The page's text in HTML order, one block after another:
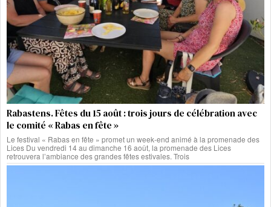
Rabastens. Fêtes du 15 août : trois jours de célébration avec
le comité « Rabas en fête »
Le festival « Rabas en fête » promet un week-end animé à la promenade des
Lices Du vendredi 14 au dimanche 16 août, la promenade des Lices
retrouvera l’ambiance des grandes fêtes estivales. Trois